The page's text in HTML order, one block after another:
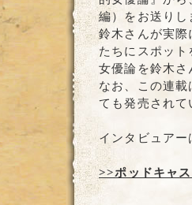
編）をお送りし
鈴木さんが実
たちにスポッ
女優論を鈴木さ
なお、この連
ても発売されて
インタビュア
>>ポッドキャ